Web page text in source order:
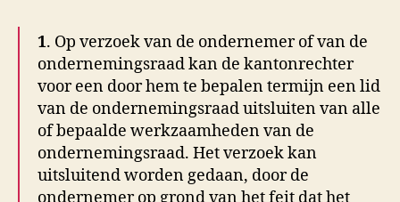
1. Op verzoek van de ondernemer of van de
ondernemingsraad kan de kantonrechter
voor een door hem te bepalen termijn een lid
van de ondernemingsraad uitsluiten van alle
of bepaalde werkzaamheden van de
ondernemingsraad. Het verzoek kan
uitsluitend worden gedaan, door de
ondernemer op grond van het feit dat het